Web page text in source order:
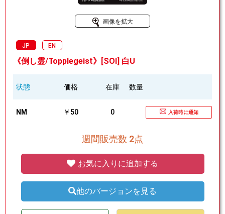
画像を拡大
JP EN
《倒し霊/Topplegeist》[SOI] 白U
状態 価格 在庫 数量
NM ￥50 0 入荷時に通知
週間販売数 2点
お気に入りに追加する
他のバージョンを見る